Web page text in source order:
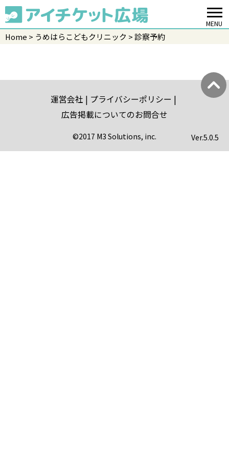
MENU
Home うめはらこどもクリニック 診察予約
運営会社
プライバシーポリシー
広告掲載についてのお問合せ
©2017 M3 Solutions, inc. Ver.5.0.5